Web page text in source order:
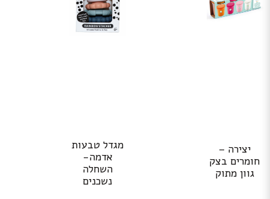
יצירה –
חומרים בצק
גוון מתוק
מגדל טבעות
אדמה-
השחלה
נשכנים